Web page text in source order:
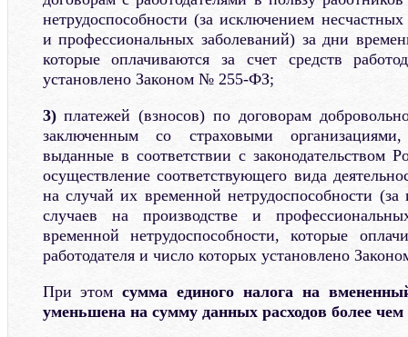
нетрудоспособности (за исключением
и профессиональных заболеваний) за дни
которые оплачиваются за счет средств
установлено Законом № 255-ФЗ;
3)платежей (взносов) по договорам
заключенным со страховыми
выданные в соответствии с законодательством
осуществление соответствующего вида
на случай их временной нетрудоспособности
случаев на производстве и
временной нетрудоспособности, которые
работодателя и число которых установлено
При этомсумма единого налога на
уменьшена на сумму данных расходов более чем